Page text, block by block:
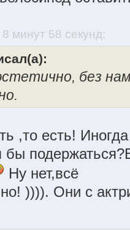
минут 58 секунд:
без
,то есть!
бы
Ну нет,всё
)))). Они с